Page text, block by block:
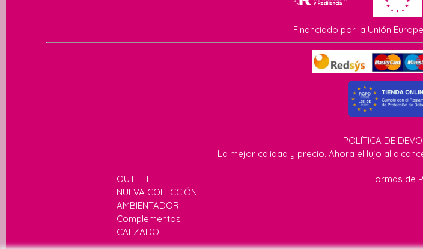
Financiado por la Unión
POLÍTICA DE
La mejor calidad y precio. Ahora el lujo al
OUTLET
NUEVA COLECCIÓN
AMBIENTADOR
Complementos
CALZADO
Formas de